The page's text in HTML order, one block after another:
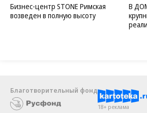
Бизнес-центр STONE Римская
возведен в полную высоту
В
Благотворительный фонд
18+ реклама